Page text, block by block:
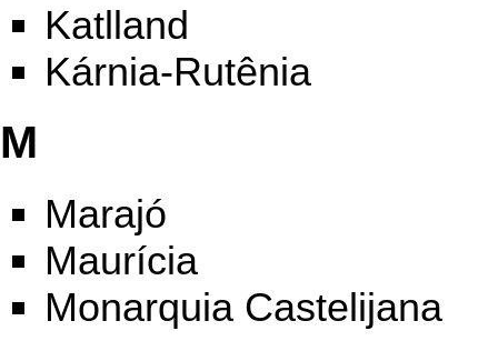
Katlland
Kárnia-Rutênia
M
Marajó
Maurícia
Monarquia Castelijana